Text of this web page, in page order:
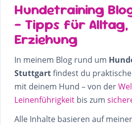
Hundetraining
– Tipps für Alltag,
Erziehung
In meinem Blog rund um
Stuttgartfindest du
mit deinem Hund – von der
Leinenführigkeit bis zum
Alle Inhalte basieren auf